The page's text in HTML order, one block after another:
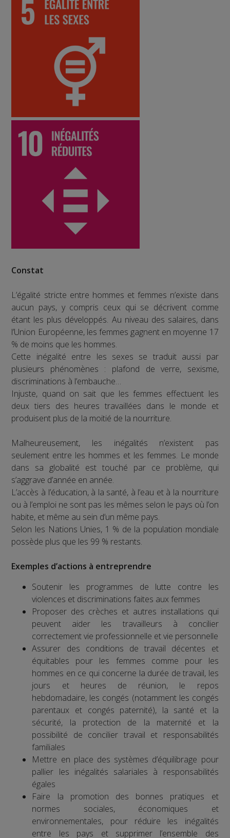
Constat
L’égalité stricte entre hommes et femmes n’existe dans
aucun pays, y compris ceux qui se décrivent comme
étant les plus développés. Au niveau des salaires, dans
l’Union Européenne, les femmes gagnent en moyenne 17
% de moins que les hommes.
Cette inégalité entre les sexes se traduit aussi par
plusieurs phénomènes : plafond de verre, sexisme,
discriminations à l’embauche…
Injuste, quand on sait que les femmes effectuent les
deux tiers des heures travaillées dans le monde et
produisent plus de la moitié de la nourriture.
Malheureusement, les inégalités n’existent pas
seulement entre les hommes et les femmes. Le monde
dans sa globalité est touché par ce problème, qui
s’aggrave d’année en année.
L’accès à l’éducation, à la santé, à l’eau et à la nourriture
ou à l’emploi ne sont pas les mêmes selon le pays où l’on
habite, et même au sein d’un même pays.
Selon les Nations Unies, 1 % de la population mondiale
possède plus que les 99 % restants.
Exemples d’actions à entreprendre
Soutenir les programmes de lutte contre les
violences et discriminations faites aux femmes
Proposer des crèches et autres installations qui
peuvent aider les travailleurs à concilier
correctement vie professionnelle et vie personnelle
Assurer des conditions de travail décentes et
équitables pour les femmes comme pour les
hommes en ce qui concerne la durée de travail, les
jours et heures de réunion, le repos
hebdomadaire, les congés (notamment les congés
parentaux et congés paternité), la santé et la
sécurité, la protection de la maternité et la
possibilité de concilier travail et responsabilités
familiales
Mettre en place des systèmes d’équilibrage pour
pallier les inégalités salariales à responsabilités
égales
Faire la promotion des bonnes pratiques et
normes sociales, économiques et
environnementales, pour réduire les inégalités
entre les pays et supprimer l’ensemble des